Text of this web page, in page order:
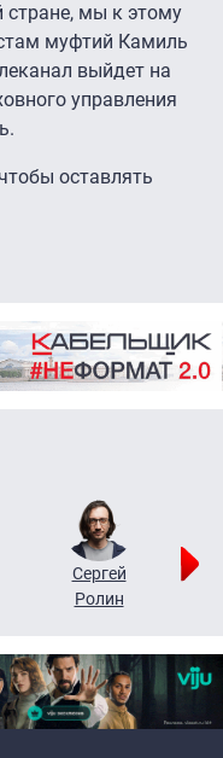
стране, мы к этому
муфтий Камиль
выйдет на
управления
оставлять
Сергей
Ролин